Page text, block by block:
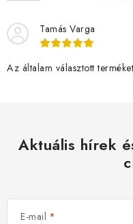
Tamás Varga
Az általam választott
Aktuális hírek
E-mail